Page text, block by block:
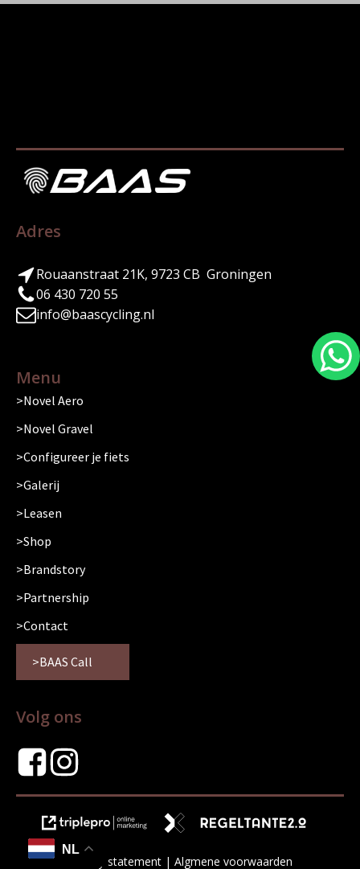
Adres
Rouaanstraat 21K, 9723 CB Groningen
06 430 720 55
info@baascycling.nl
Menu
Novel Aero
Novel Gravel
Configureer je fiets
Galerij
Leasen
Shop
Brandstory
Partnership
Contact
BAAS Call
Volg ons
Privacy statement | Algmene voorwaarden
NL